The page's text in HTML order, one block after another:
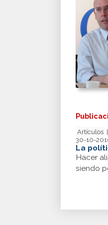
Artículos
30-10-
La
Hacer
siendo